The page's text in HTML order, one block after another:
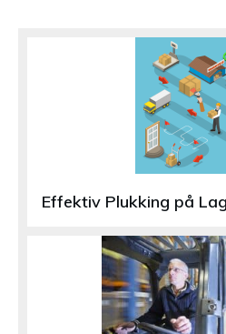
Effektiv Plukking på